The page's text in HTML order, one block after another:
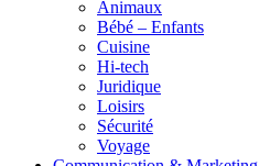
Animaux
Bébé – Enfants
Cuisine
Hi-tech
Juridique
Loisirs
Sécurité
Voyage